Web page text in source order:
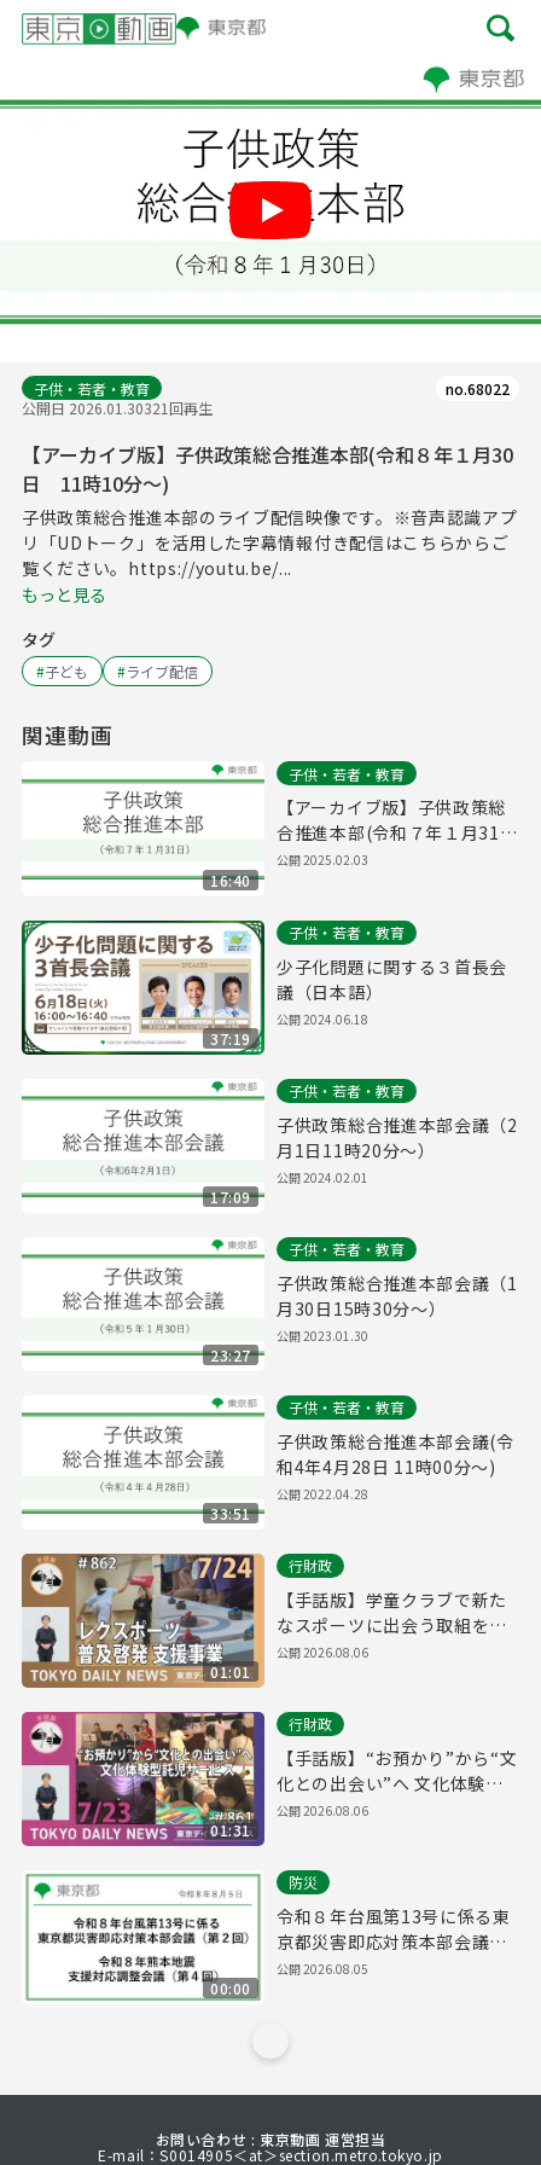
子供・若者・教育
公開日 2026.01.30321回再生
no.68022
【アーカイブ版】子供政策総合推進本部(令和８年１月30
日 11時10分～)
子供政策総合推進本部のライブ配信映像です。※音声認識アプ
リ「UDトーク」を活用した字幕情報付き配信はこちらからご
覧ください。https://youtu.be/...
もっと見る
タグ
#子ども #ライブ配信
関連動画
16:40
子供・若者・教育
【アーカイブ版】子供政策総
合推進本部(令和７年１月31
日 11時10分～)
公開2025.02.03
37:19
子供・若者・教育
少子化問題に関する３首長会
議（日本語）
公開2024.06.18
17:09
子供・若者・教育
子供政策総合推進本部会議（2
月1日11時20分～）
公開2024.02.01
23:27
子供・若者・教育
子供政策総合推進本部会議（1
月30日15時30分～）
公開2023.01.30
33:51
子供・若者・教育
子供政策総合推進本部会議(令
和4年4月28日 11時00分～)
公開2022.04.28
01:01
行財政
【手話版】学童クラブで新た
なスポーツに出会う取組を開
始！（令和8年7月24日 東京デ
公開2026.08.06
01:31
行財政
【手話版】“お預かり”から“文
化との出会い”へ 文化体験型
託児サービス（令和8年7月23
公開2026.08.06
00:00
防災
令和８年台風第13号に係る東
京都災害即応対策本部会議
（第２回）/ 令和８年熊本地震
公開2026.08.05
お問い合わせ : 東京動画 運営担当
E-mail：S0014905＜at＞section.metro.tokyo.jp